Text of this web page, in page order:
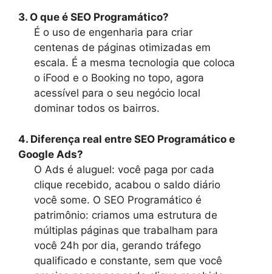
3. O que é SEO Programático?
É o uso de engenharia para criar
centenas de páginas otimizadas em
escala. É a mesma tecnologia que coloca
o iFood e o Booking no topo, agora
acessível para o seu negócio local
dominar todos os bairros.
4. Diferença real entre SEO Programático e
Google Ads?
O Ads é aluguel: você paga por cada
clique recebido, acabou o saldo diário
você some. O SEO Programático é
patrimônio: criamos uma estrutura de
múltiplas páginas que trabalham para
você 24h por dia, gerando tráfego
qualificado e constante, sem que você